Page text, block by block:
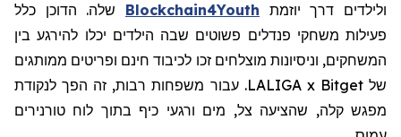
ולילדים דרך יוזמת Blockchain4Youth שלה. הדוכן כלל
פעילות משחקי פנדלים פשוטים שבה הילדים יכלו להירגע בין
המשחקים, וניסיונות מוצלחים זכו לכיבוד חינם ופריטים ממותגים
של LALIGA x Bitget. עבור משפחות רבות, זה הפך לנקודת
מפגש קלה, שהציעה צל, מים ורגעי כיף בתוך לוח טורנירים